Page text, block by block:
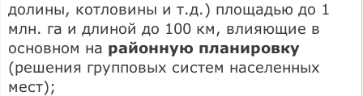
долины, котловины и т.д.) площадью до 1
млн. га и длиной до 100 км, влияющие в
основном на районную планировку
(решения групповых систем населенных
мест);